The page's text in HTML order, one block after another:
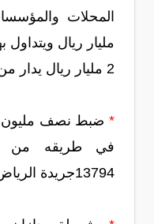
مليار ريال ويتداول
2 مليار ريال يدار من العمالة الأجنبيه؟
* ضبط نصف مليون
في طريقه من
13794جريدة الرياض